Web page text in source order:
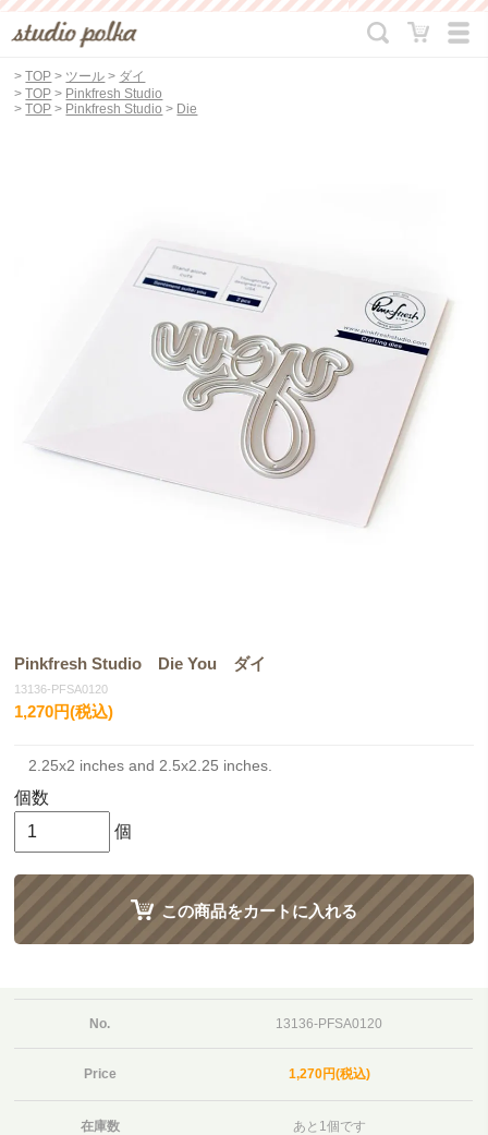
>TOP > ツール > ダイ
>TOP > Pinkfresh Studio
>TOP > Pinkfresh Studio > Die
Pinkfresh Studio Die You ダイ
13136-PFSA0120
1,270円(税込)
2.25x2 inches and 2.5x2.25 inches.
個数
個
この商品をカートに入れる
No. 13136-PFSA0120
Price 1,270円(税込)
在庫数 あと1個です